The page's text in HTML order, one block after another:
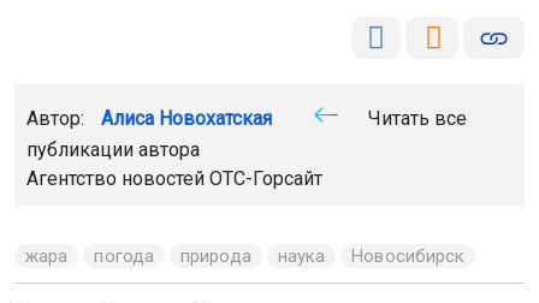
Автор: Алиса Новохатская
Читать все
публикации автора
Агентство новостей ОТС-Горсайт
жара погода природа наука Новосибирск